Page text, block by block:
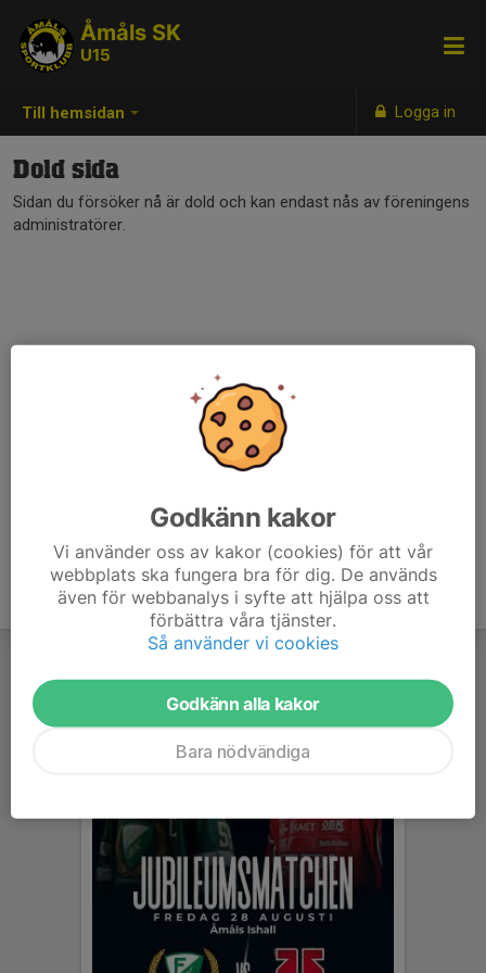
Till hemsidan Logga in
Åmåls SK
U15
Dold sida
Sidan du försöker nå är dold och kan endast nås av föreningens
administratörer.
Godkänn kakor
Vi använder oss av kakor (cookies) för att vår
webbplats ska fungera bra för dig. De används
även för webbanalys i syfte att hjälpa oss att
förbättra våra tjänster.
Så använder vi cookies
Godkänn alla kakor
Bara nödvändiga